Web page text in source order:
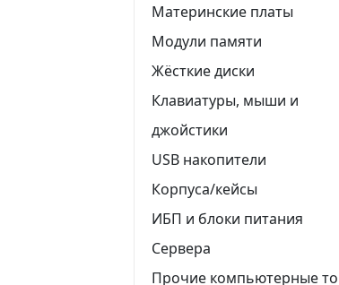
Материнские платы
Модули памяти
Жёсткие диски
Клавиатуры, мыши и
джойстики
USB накопители
Корпуса/кейсы
ИБП и блоки питания
Сервера
Прочие компьютерные